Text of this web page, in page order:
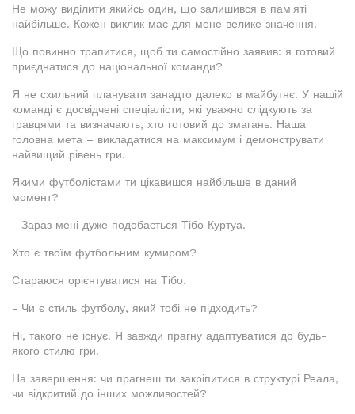
Не можу виділити якийсь один, що залишився в пам'яті
найбільше. Кожен виклик має для мене велике значення.
Що повинно трапитися, щоб ти самостійно заявив: я готовий
приєднатися до національної команди?
Я не схильний планувати занадто далеко в майбутнє. У нашій
команді є досвідчені спеціалісти, які уважно слідкують за
гравцями та визначають, хто готовий до змагань. Наша
головна мета – викладатися на максимум і демонструвати
найвищий рівень гри.
Якими футболістами ти цікавишся найбільше в даний
момент?
- Зараз мені дуже подобається Тібо Куртуа.
Хто є твоїм футбольним кумиром?
Стараюся орієнтуватися на Тібо.
- Чи є стиль футболу, який тобі не підходить?
Ні, такого не існує. Я завжди прагну адаптуватися до будь-
якого стилю гри.
На завершення: чи прагнеш ти закріпитися в структурі Реала,
чи відкритий до інших можливостей?